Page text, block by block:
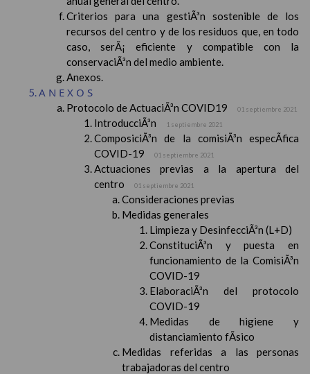
Criterios para una gestiÃ³n sostenible de los
recursos del centro y de los residuos que, en todo
caso, serÃ¡ eficiente y compatible con la
conservaciÃ³n del medio ambiente.
Anexos.
ANEXOS
Protocolo de ActuaciÃ³n COVID19 01 septiembre 2021
IntroducciÃ³n 1 septiembre 2021
ComposiciÃ³n de la comisiÃ³n especÃ­fica
COVID-19
01 septiembre 2021
Actuaciones previas a la apertura del
centro
01 septiembre 2021
Consideraciones previas
Medidas generales
Limpieza y DesinfecciÃ³n (L+D)
ConstituciÃ³n y puesta en
funcionamiento de la ComisiÃ³n
COVID-19
ElaboraciÃ³n del protocolo
COVID-19
Medidas de higiene y
distanciamiento fÃ­sico
Medidas referidas a las personas
trabajadoras del centro